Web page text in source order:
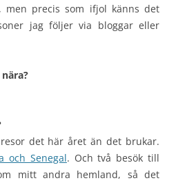
men precis som ifjol känns det
jag följer via bloggar eller
det här året än det brukar.
och Senegal. Och två besök till
mitt andra hemland, så det